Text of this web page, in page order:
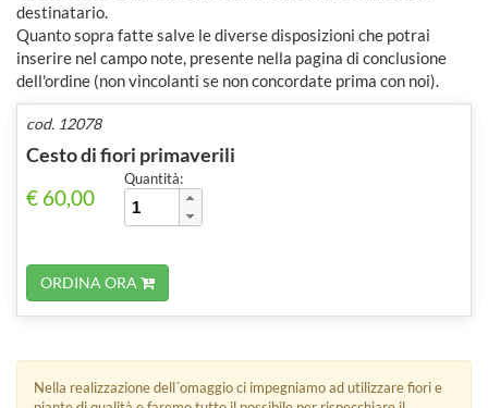
destinatario.
Quanto sopra fatte salve le diverse disposizioni che potrai
inserire nel campo note, presente nella pagina di conclusione
dell'ordine (non vincolanti se non concordate prima con noi).
cod. 12078
Cesto di fiori primaverili
€ 60,00
Quantità:
ORDINA ORA
Nella realizzazione dell´omaggio ci impegniamo ad utilizzare fiori e